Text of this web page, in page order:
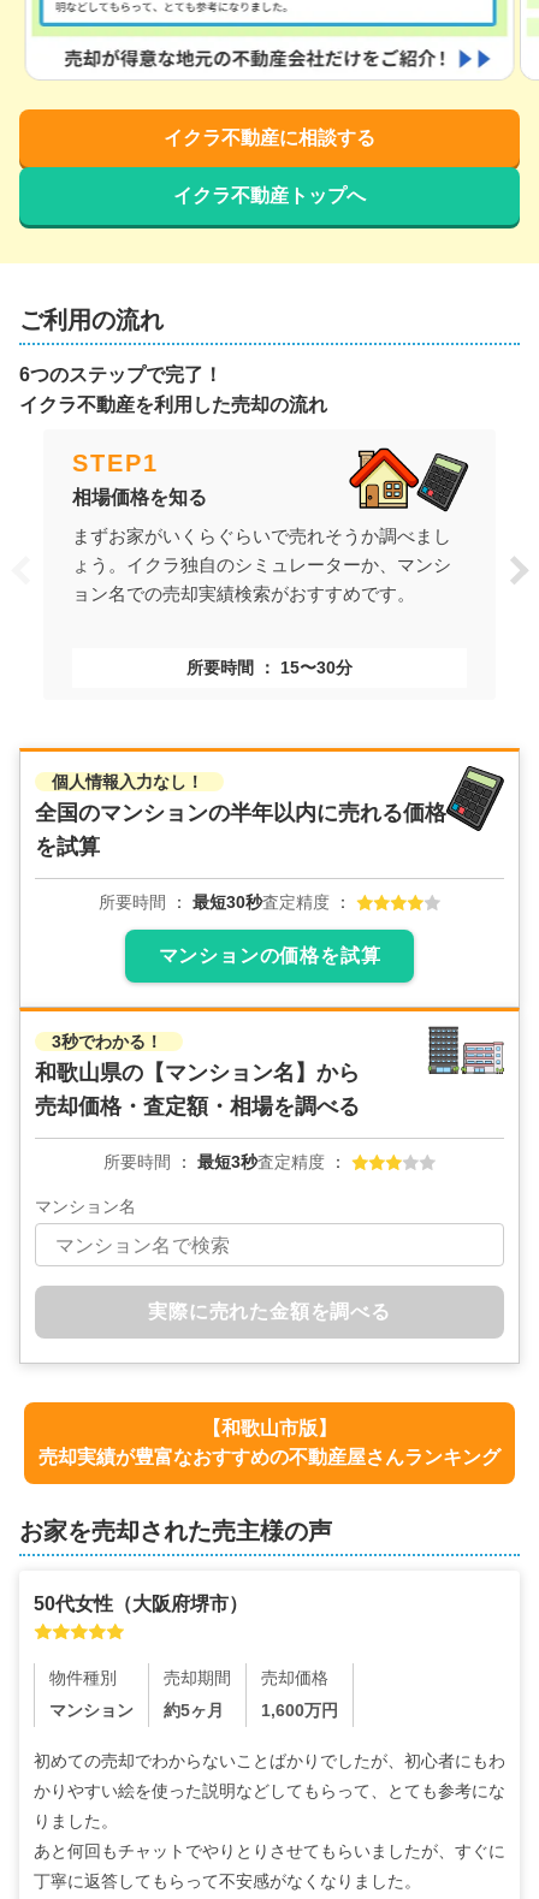
イクラ不動産に相談する
イクラ不動産トップへ
ご利用の流れ
6つのステップで完了！
イクラ不動産を利用した売却の流れ
STEP1
相場価格を知る
まずお家がいくらぐらいで売れそうか調べまし
ょう。イクラ独自のシミュレーターか、マンシ
ョン名での売却実績検索がおすすめです。
所要時間 15〜30分
個人情報入力なし！
全国のマンションの半年以内に売れる価格
を試算
所要時間 最短30秒査定精度
マンションの価格を試算
3秒でわかる！
和歌山県の 【マンション名】から
売却価格・査定額・相場を調べる
所要時間 最短3秒査定精度
マンション名
実際に売れた金額を調べる
【和歌山市版】
売却実績が豊富なおすすめの不動産屋さんランキング
お家を売却された売主様の声
50代女性 （大阪府堺市）
物件種別
マンション
売却期間
約5ヶ月
売却価格
1,600万円
初めての売却でわからないことばかりでしたが、初心者にもわ
かりやすい絵を使った説明などしてもらって、とても参考にな
りました。
あと何回もチャットでやりとりさせてもらいましたが、すぐに
丁寧に返答してもらって不安感がなくなりました。